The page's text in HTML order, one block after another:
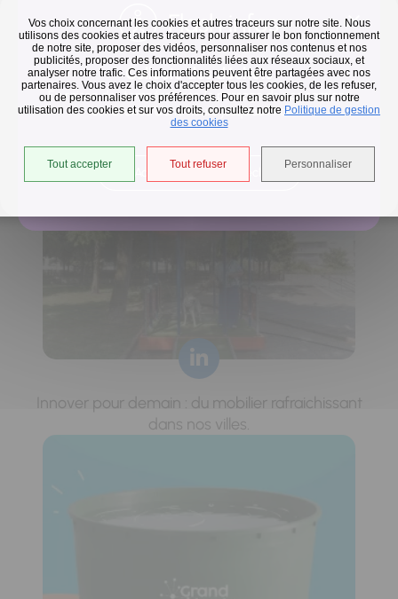
Vos choix concernant les cookies et autres traceurs sur notre site. Nous
utilisons des cookies et autres traceurs pour assurer le bon fonctionnement
de notre site, proposer des vidéos, personnaliser nos contenus et nos
publicités, proposer des fonctionnalités liées aux réseaux sociaux, et
analyser notre trafic. Ces informations peuvent être partagées avec nos
partenaires. Vous avez le choix d'accepter tous les cookies, de les refuser,
ou de personnaliser vos préférences. Pour en savoir plus sur notre
utilisation des cookies et sur vos droits, consultez notre Politique de gestion
des cookies
Tout accepter Tout refuser Personnaliser
Flash infos
Collecte des déchets
En raison des températures, le passage de nos camions
est avancé d'une heure jusqu'au 14 août.
Accéder à l'univers déchets
Horaires de collecte adaptés aux périodes de fortes
Innover pour demain : du mobilier rafraichissant
dans nos villes.